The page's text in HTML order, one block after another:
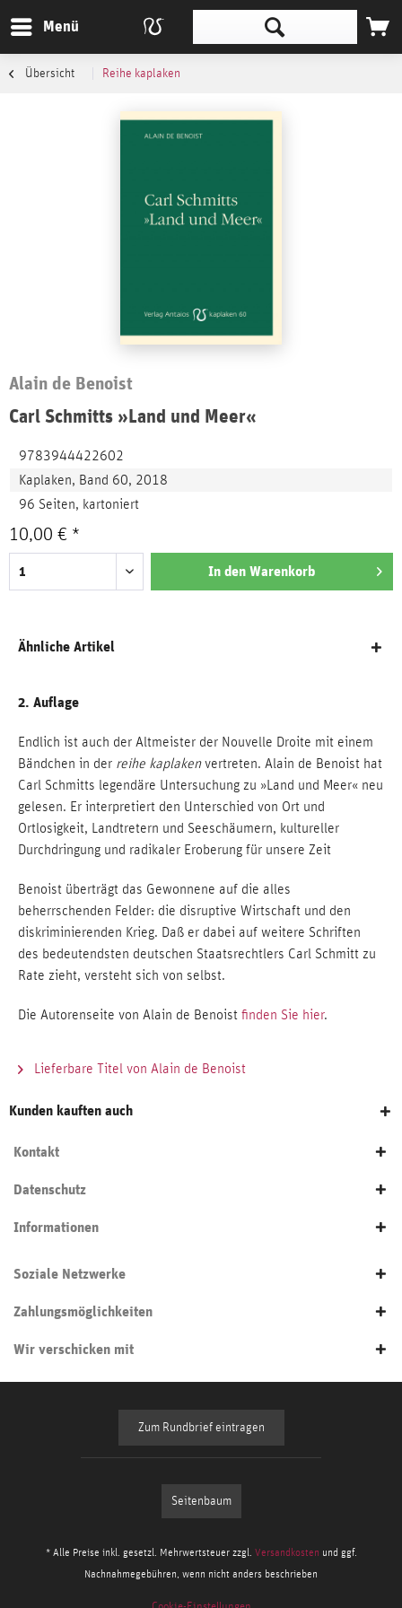
Menü
Übersicht Reihe kaplaken
Alain de Benoist
Carl Schmitts »Land und Meer«
9783944422602
Kaplaken, Band 60, 2018
96 Seiten, kartoniert
10,00 € *
In den Warenkorb
Ähnliche Artikel
2. Auflage
Endlich ist auch der Altmeister der Nouvelle Droite mit einem
Bändchen in der reihe kaplakenvertreten. Alain de Benoist hat
Carl Schmitts legendäre Untersuchung zu »Land und Meer« neu
gelesen. Er interpretiert den Unterschied von Ort und
Ortlosigkeit, Landtretern und Seeschäumern, kultureller
Durchdringung und radikaler Eroberung für unsere Zeit
Benoist überträgt das Gewonnene auf die alles
beherrschenden Felder: die disruptive Wirtschaft und den
diskriminierenden Krieg. Daß er dabei auf weitere Schriften
des bedeutendsten deutschen Staatsrechtlers Carl Schmitt zu
Rate zieht, versteht sich von selbst.
Die Autorenseite von Alain de Benoist finden Sie hier.
Lieferbare Titel von Alain de Benoist
Kunden kauften auch
Kontakt
Datenschutz
Informationen
Soziale Netzwerke
Zahlungsmöglichkeiten
Wir verschicken mit
Zum Rundbrief eintragen
Seitenbaum
* Alle Preise inkl. gesetzl. Mehrwertsteuer zzgl. Versandkosten und ggf.
Nachnahmegebühren, wenn nicht anders beschrieben